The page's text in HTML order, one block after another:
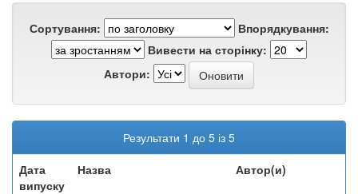
Сортування:
Впорядкування:
Вивести на сторінку:
Автори:
Результати 1 до 5 із 5
Дата
випуску
Назва Автор(и)